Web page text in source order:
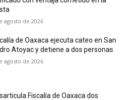
agosto de 2026
de Oaxaca ejecuta cateo en San
Atoyac y detiene a dos personas
agosto de 2026
Fiscalía de Oaxaca dos